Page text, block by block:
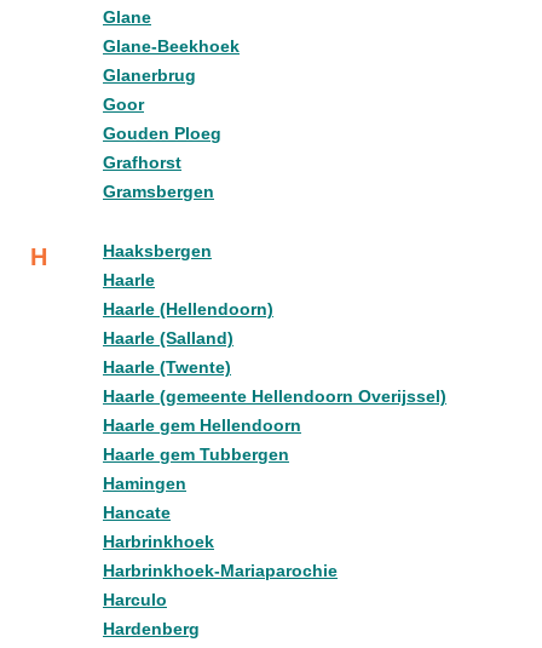
Glane
Glane-Beekhoek
Glanerbrug
Goor
Gouden Ploeg
Grafhorst
Gramsbergen
H
Haaksbergen
Haarle
Haarle (Hellendoorn)
Haarle (Salland)
Haarle (Twente)
Haarle (gemeente Hellendoorn Overijssel)
Haarle gem Hellendoorn
Haarle gem Tubbergen
Hamingen
Hancate
Harbrinkhoek
Harbrinkhoek-Mariaparochie
Harculo
Hardenberg